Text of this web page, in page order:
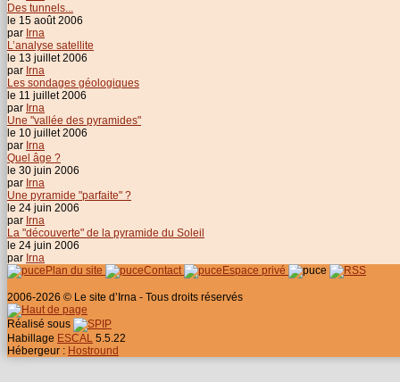
Des tunnels...
le 15 août 2006
par Irna
L’analyse satellite
le 13 juillet 2006
par Irna
Les sondages géologiques
le 11 juillet 2006
par Irna
Une "vallée des pyramides"
le 10 juillet 2006
par Irna
Quel âge ?
le 30 juin 2006
par Irna
Une pyramide "parfaite" ?
le 24 juin 2006
par Irna
La "découverte" de la pyramide du Soleil
le 24 juin 2006
par Irna
Plan du site
Contact Espace privé
2006-2026 © Le site d’Irna - Tous droits réservés
Réalisé sous
Habillage ESCAL 5.5.22
Hébergeur : Hostround